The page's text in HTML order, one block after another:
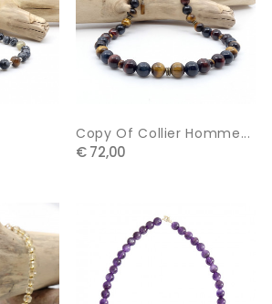
Copy Of Collier Homme...
€ 72,00